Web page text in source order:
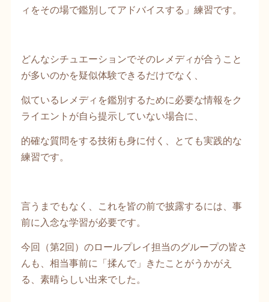
ィをその場で鑑別してアドバイスする」練習です。
どんなシチュエーションでそのレメディが合うこと
が多いのかを疑似体験できるだけでなく、
似ているレメディを鑑別するために必要な情報をク
ライエントが自ら提示していない場合に、
的確な質問をする技術も身に付く、とても実践的な
練習です。
言うまでもなく、これを皆の前で披露するには、事
前に入念な学習が必要です。
今回（第2回）のロールプレイ担当のグループの皆さ
んも、相当事前に「揉んで」きたことがうかがえ
る、素晴らしい出来でした。